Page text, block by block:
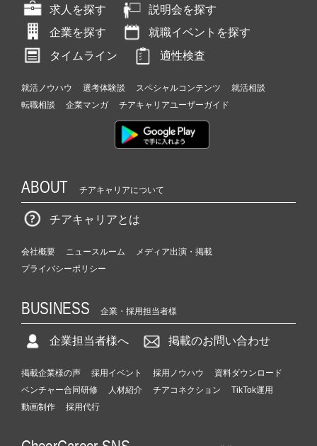
求人を探す
説明会を探す
企業を探す
就職イベントを探す
タイムライン
適性検査
就活ノウハウ 選考体験談 スペシャルコンテンツ
就活相談
転職相談
企業マンガ チアキャリアユーザーガイド
ABOUT チアキャリアについて
チアキャリアとは
会社概要 ニュースルーム
メディア出演・掲載
プライバシーポリシー
BUSINESS 企業・採用担当者様
企業担当者様へ 掲載のお問い合わせ
掲載企業様の声 採用イベント 採用ノウハウ
資料ダウンロード
ベンチャー合同研修
人材紹介 チアコネクション
TikTok運用
動画制作
採用代行